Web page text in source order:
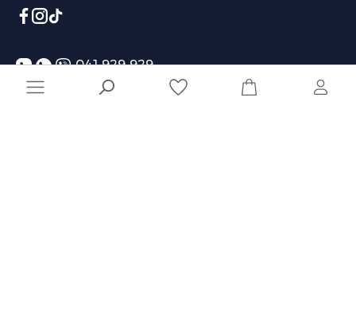
041 929 929
info@shinshin.am